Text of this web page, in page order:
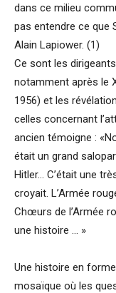
dans ce milieu
pas entendre ce que
Alain Lapiower. (1)
Ce sont les
notamment après le
1956) et les
celles concernant
ancien témoigne :
était un grand
Hitler… C’était une
croyait. L’Armée
Chœurs de l’Armée
une histoire … »
Une histoire en
mosaïque où les